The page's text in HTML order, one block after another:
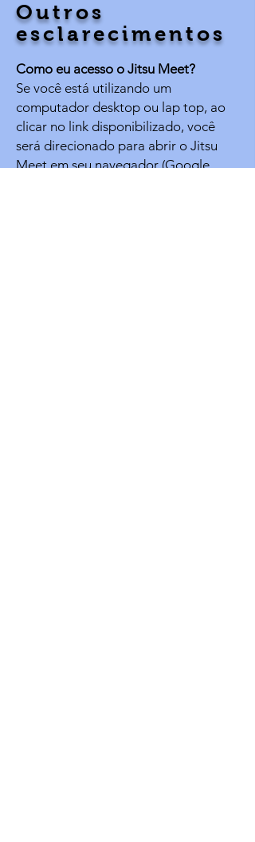
Outros
esclarecimentos
Como eu acesso o Jitsu Meet?
Se você está utilizando um
computador desktop ou lap top, ao
clicar no link disponibilizado, você
será direcionado para abrir o Jitsu
Meet em seu navegador (Google